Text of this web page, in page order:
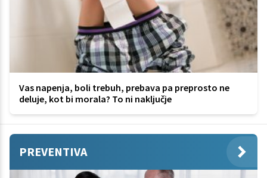
Vas napenja, boli trebuh, prebava pa preprosto ne
deluje, kot bi morala? To ni naključje
PREVENTIVA